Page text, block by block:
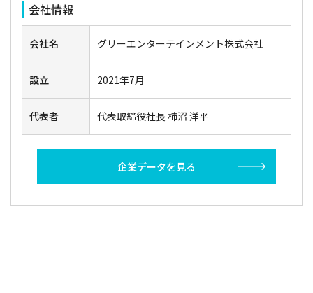
会社情報
会社名 グリーエンターテインメント株式会社
設立 2021年7月
代表者 代表取締役社長 柿沼 洋平
企業データを見る